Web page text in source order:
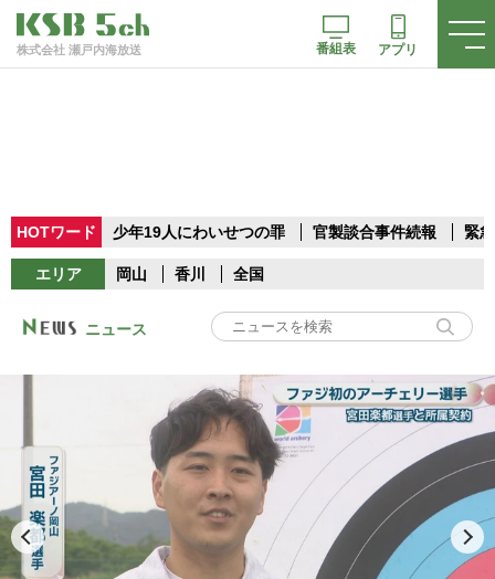
株式会社 瀬戸内海放送 番組表 アプリ
HOTワード 少年19人にわいせつの罪 官製談合事件続報 緊
エリア 岡山 香川 全国
ニュース
Play